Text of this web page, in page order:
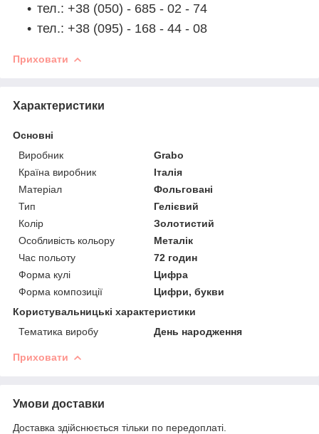
тел.: +38 (050) - 685 - 02 - 74
тел.: +38 (095) - 168 - 44 - 08
Приховати
Характеристики
Основні
Виробник
Grabo
Країна виробник
Італія
Матеріал
Фольговані
Тип
Гелієвий
Колір
Золотистий
Особливість кольору
Металік
Час польоту
72 годин
Форма кулі
Цифра
Форма композиції
Цифри, букви
Користувальницькі характеристики
Тематика виробу
День народження
Приховати
Умови доставки
Доставка здійснюється тільки по передоплаті.